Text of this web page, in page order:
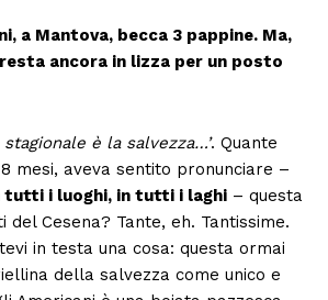
a Mantova, becca 3 pappine. Ma,
ancora in lizza per un posto
è la salvezza…’. Quante
mesi, aveva sentito pronunciare –
tutti i luoghi, in tutti i laghi – questa
Cesena? Tante, eh. Tantissime.
in testa una cosa: questa ormai
della salvezza come unico e